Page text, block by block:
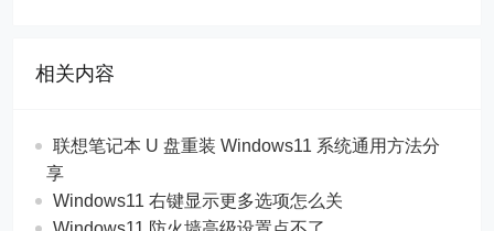
相关内容
联想笔记本 U 盘重装 Windows11 系统通用方法分
享
Windows11 右键显示更多选项怎么关